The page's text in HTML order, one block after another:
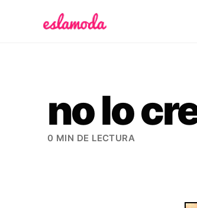
no lo
0 MIN DE LECTURA